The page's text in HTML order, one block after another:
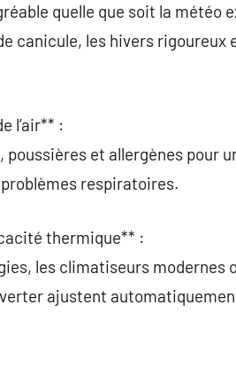
quelle que soit la météo
canicule, les hivers
l’air** :
et allergènes pour
respiratoires.
thermique** :
les climatiseurs
ajustent